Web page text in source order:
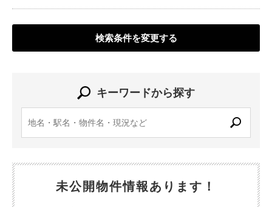
検索条件を変更する
キーワードから探す
未公開物件情報あります！